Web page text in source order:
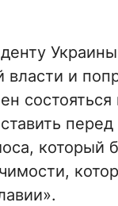
и
состояться
который